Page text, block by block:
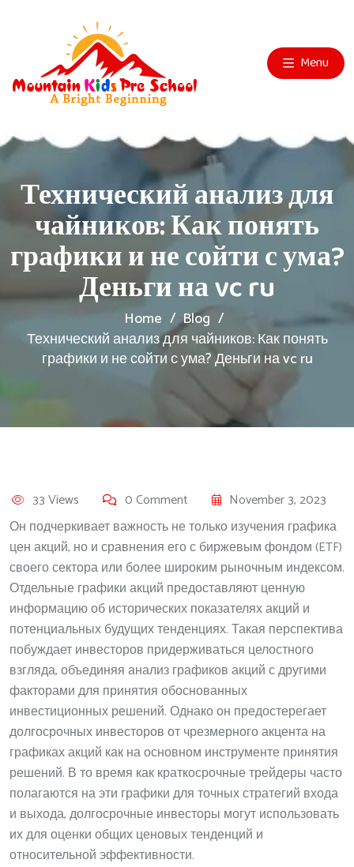
Menu
Технический анализ для
чайников: Как понять
графики и не сойти с ума?
Деньги на vc ru
Home
Blog
Технический анализ для чайников: Как понять
графики и не сойти с ума? Деньги на vc ru
33 Views 0 Comment
November 3, 2023
Он подчеркивает важность не только изучения графика
цен акций, но и сравнения его с биржевым фондом (ETF)
своего сектора или более широким рыночным индексом.
Отдельные графики акций предоставляют ценную
информацию об исторических показателях акций и
потенциальных будущих тенденциях. Такая перспектива
побуждает инвесторов придерживаться целостного
взгляда, объединяя анализ графиков акций с другими
факторами для принятия обоснованных
инвестиционных решений. Однако он предостерегает
долгосрочных инвесторов от чрезмерного акцента на
графиках акций как на основном инструменте принятия
решений. В то время как краткосрочные трейдеры часто
полагаются на эти графики для точных стратегий входа
и выхода, долгосрочные инвесторы могут использовать
их для оценки общих ценовых тенденций и
относительной эффективности.